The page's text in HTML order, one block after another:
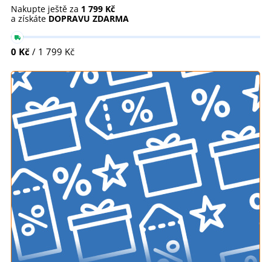
Nakupte ještě za 1 799 Kč
a získáte DOPRAVU ZDARMA
0 Kč / 1 799 Kč